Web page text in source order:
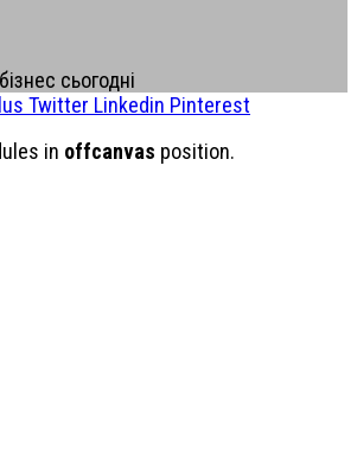
сьогодні
Twitter Linkedin Pinterest
in offcanvas position.